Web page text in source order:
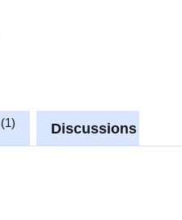
1 Discussions